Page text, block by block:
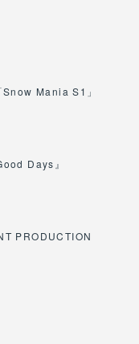
Mania S1」
Days』
PRODUCTION